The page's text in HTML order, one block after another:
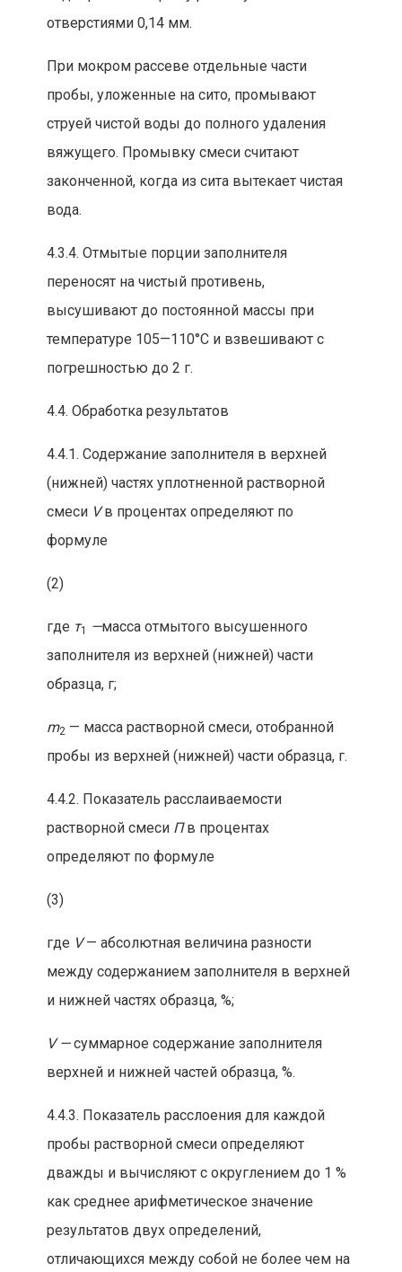
отверстиями 0,14 мм.
При мокром рассеве отдельные части
пробы, уложенные на сито, промывают
струей чистой воды до полного удаления
вяжущего. Промывку смеси считают
законченной, когда из сита вытекает чистая
вода.
4.3.4. Отмытые порции заполнителя
переносят на чистый противень,
высушивают до постоянной массы при
температуре 105—110°С и взвешивают с
погрешностью до 2 г.
4.4. Обработка результатов
4.4.1. Содержание заполнителя в верхней
(нижней) частях уплотненной растворной
смеси Vв процентах определяют по
формуле
(2)
где т1 —масса отмытого высушенного
заполнителя из верхней (нижней) части
образца, г;
m2 — масса растворной смеси, отобранной
пробы из верхней (нижней) части образца, г.
4.4.2. Показатель расслаиваемости
растворной смеси Пв процентах
определяют по формуле
(3)
где V— абсолютная величина разности
между содержанием заполнителя в верхней
и нижней частях образца,%;
V —суммарное содержание заполнителя
верхней и нижней частей образца, %.
4.4.3. Показатель расслоения для каждой
пробы растворной смеси определяют
дважды и вычисляют с округлением до 1 %
как среднее арифметическое значение
результатов двух определений,
отличающихся между собой не более чем на